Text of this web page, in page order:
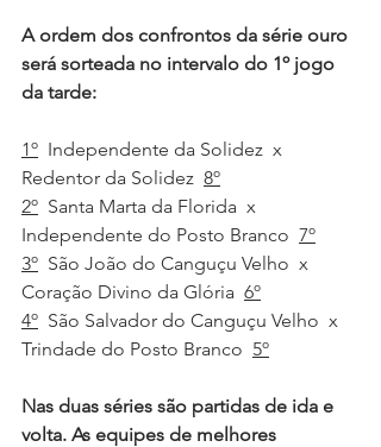
A ordem dos confrontos da série ouro
será sorteada no intervalo do 1º jogo
da tarde:
1º Independente da Solidez  x
Redentor da Solidez 8º
2º Santa Marta da Florida  x
Independente do Posto Branco 7º
3º São João do Canguçu Velho  x
Coração Divino da Glória 6º
4º São Salvador do Canguçu Velho  x
Trindade do Posto Branco 5º
Nas duas séries são partidas de ida e
volta. As equipes de melhores